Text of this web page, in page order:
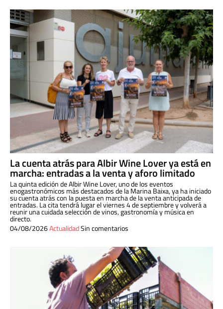
La cuenta atrás para Albir Wine Lover ya está en
marcha: entradas a la venta y aforo limitado
La quinta edición de Albir Wine Lover, uno de los eventos
enogastronómicos más destacados de la Marina Baixa, ya ha iniciado
su cuenta atrás con la puesta en marcha de la venta anticipada de
entradas. La cita tendrá lugar el viernes 4 de septiembre y volverá a
reunir una cuidada selección de vinos, gastronomía y música en
directo.
04/08/2026ActualidadSin comentarios